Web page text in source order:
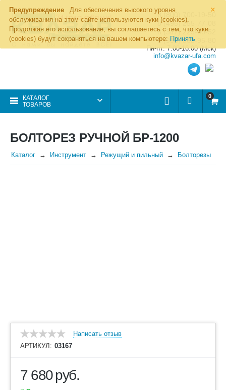
×
Предупреждение
Для обеспечения высокого уровня
обслуживания на этом сайте используются куки (cookies).
Продолжая его использование, вы соглашаетесь с тем, что куки
(cookies) будут сохраняться на вашем компьютере: Принять
8 (800) 700-19-50
8 (495) 255-77-08
8 (347) 225-00-52
8 (986) 963-95-80
Пн-пт: 7.00-16.00 (Мск)
info@kvazar-ufa.com
КАТАЛОГ
ТОВАРОВ
0
БОЛТОРЕЗ РУЧНОЙ БР-1200
Каталог Инструмент Режущий и пильный Болторезы
Написать отзыв
АРТИКУЛ: 03167
7 680руб.